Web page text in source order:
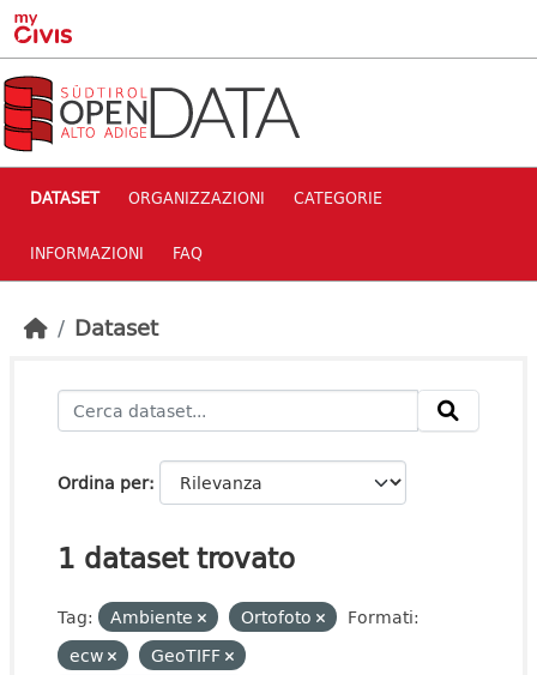
Skip to main content
DATASET ORGANIZZAZIONI CATEGORIE
INFORMAZIONI FAQ
Dataset
Ordina per
1 dataset trovato
Tag: Ambiente Ortofoto
Formati:
ecw
GeoTIFF